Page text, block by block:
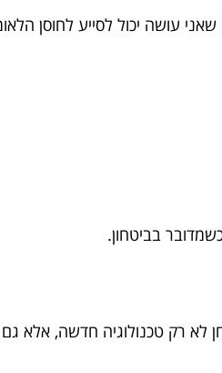
עושה יכול לסייע לחוסן
בביטחון.
לא רק טכנולוגיה חדשה, אלא